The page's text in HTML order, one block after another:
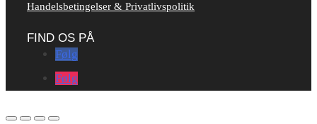
Handelsbetingelser & Privatlivspolitik
FIND OS PÅ
Følg
Følg